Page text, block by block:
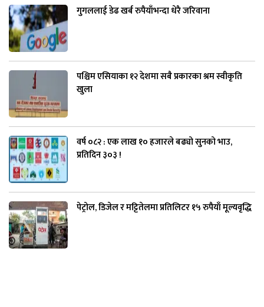
गुगललाई डेढ खर्ब रुपैयाँभन्दा धेरै जरिवाना
पश्चिम एसियाका १२ देशमा सबै प्रकारका श्रम स्वीकृति
खुला
वर्ष ०८२ : एक लाख १० हजारले बढ्यो सुनको भाउ,
प्रतिदिन ३०३ !
पेट्रोल, डिजेल र मट्टितेलमा प्रतिलिटर १५ रुपैयाँ मूल्यवृद्धि